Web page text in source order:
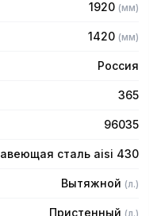
1920 (мм)
1420 (мм)
Россия
365
96035
сталь aisi 430
Вытяжной (л.)
Пристенный (л.)